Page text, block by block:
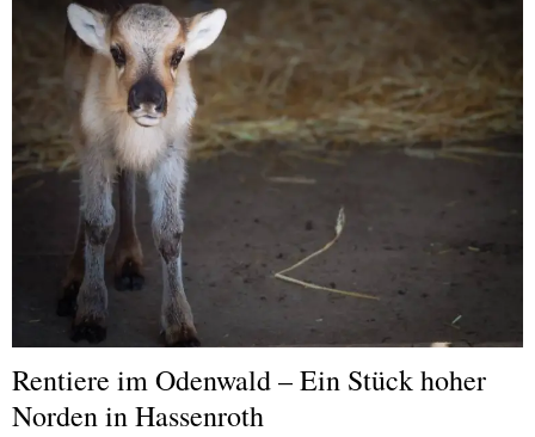
Rentiere im Odenwald – Ein Stück hoher
Norden in Hassenroth